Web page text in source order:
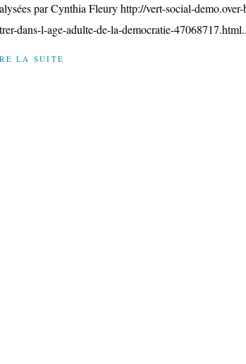
par Cynthia Fleury http://vert-social-
dans-l-age-adulte-de-la-democratie-
LA SUITE